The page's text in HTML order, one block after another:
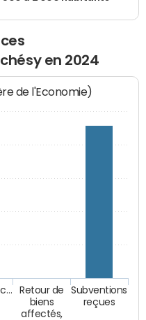
en 2024
de l'Economie)
c…
Retour de
biens
affectés,
Subventions
reçues